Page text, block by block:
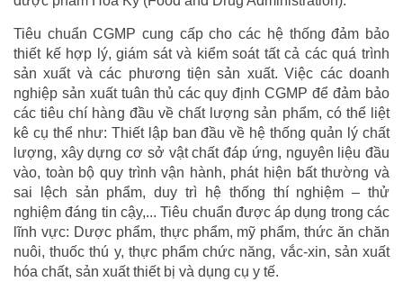
Tiêu chuẩn CGMP cung cấp cho các hệ thống đảm bảo
thiết kế hợp lý, giám sát và kiểm soát tất cả các quá trình
sản xuất và các phương tiện sản xuất. Việc các doanh
nghiệp sản xuất tuân thủ các quy định CGMP để đảm bảo
các tiêu chí hàng đầu về chất lượng sản phẩm, có thể liệt
kê cụ thể như: Thiết lập ban đầu về hệ thống quản lý chất
lượng, xây dựng cơ sở vật chất đáp ứng, nguyên liệu đầu
vào, toàn bộ quy trình vận hành, phát hiện bất thường và
sai lệch sản phẩm, duy trì hệ thống thí nghiệm – thử
nghiệm đáng tin cậy,... Tiêu chuẩn được áp dụng trong các
lĩnh vực: Dược phẩm, thực phẩm, mỹ phẩm, thức ăn chăn
nuôi, thuốc thú y, thực phẩm chức năng, vắc-xin, sản xuất
hóa chất, sản xuất thiết bị và dụng cụ y tế.